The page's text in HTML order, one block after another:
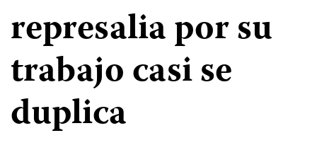
represalia por su
trabajo casi se
duplica